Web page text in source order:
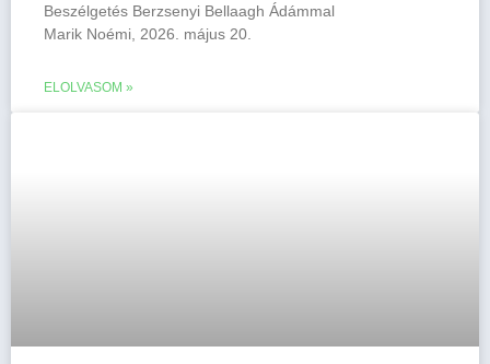
Beszélgetés Berzsenyi Bellaagh Ádámmal
Marik Noémi, 2026. május 20.
ELOLVASOM »